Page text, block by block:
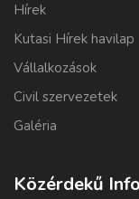
Hírek
Kutasi Hírek havilap
Vállalkozások
Civil szervezetek
Galéria
Közérdekű